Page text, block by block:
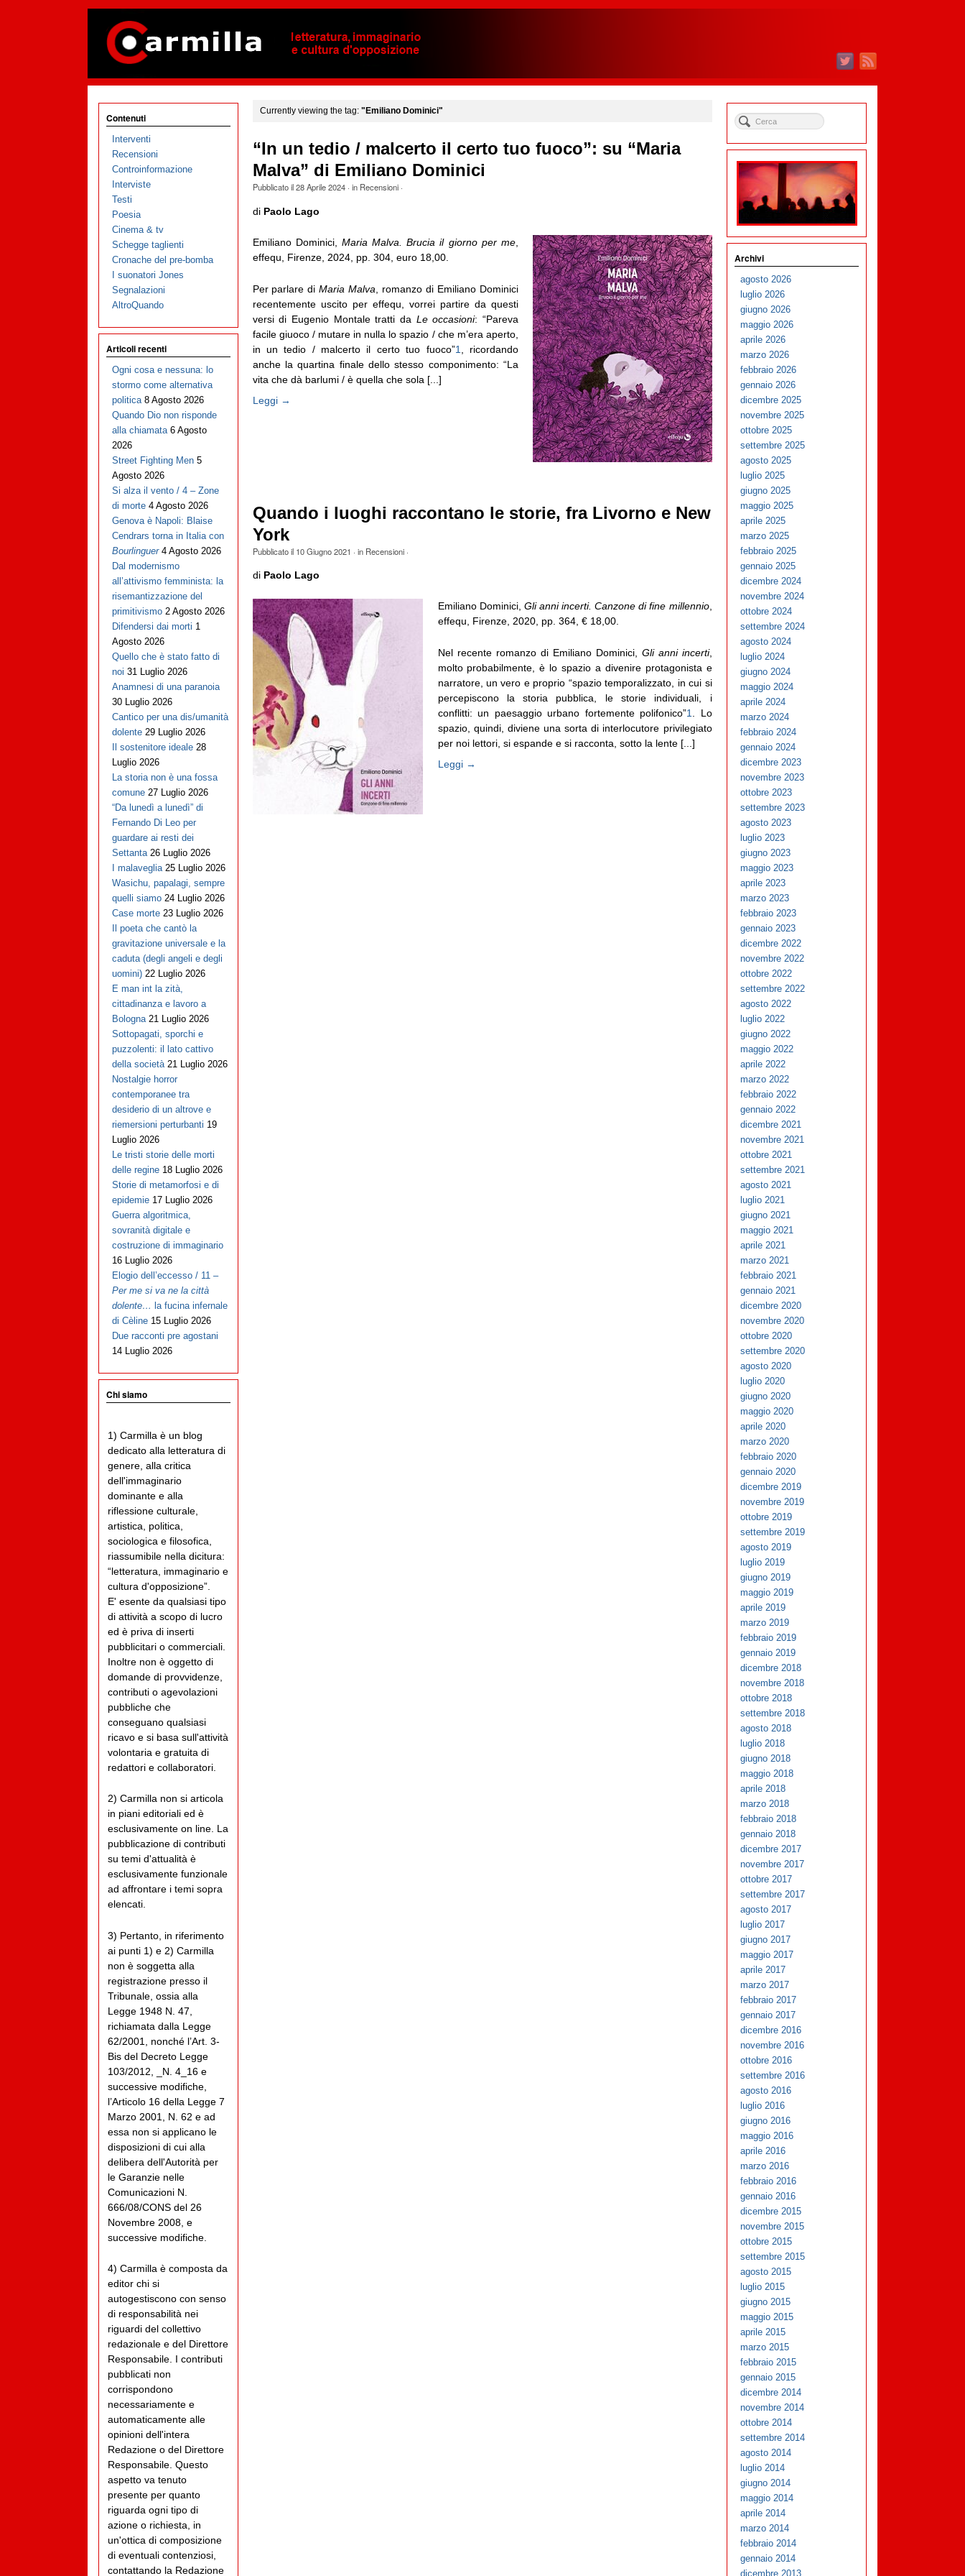
Currently viewing the tag: "Emiliano Dominici"
“In un tedio / malcerto il certo tuo fuoco”: su “Maria
Malva” di Emiliano Dominici
Pubblicato il28 Aprile 2024· in Recensioni·
di Paolo Lago
Emiliano Dominici, Maria Malva. Brucia il giorno per me,
effequ, Firenze, 2024, pp. 304, euro 18,00.
Per parlare diMaria Malva , romanzo di Emiliano Dominici
recentemente uscito per effequ, vorrei partire da questi
versi di Eugenio Montale tratti da Le occasioni: “Pareva
facile giuoco / mutare in nulla lo spazio / che m’era aperto,
in un tedio / malcerto il certo tuo fuoco”1
, ricordando
anche la quartina finale dello stesso componimento: “La
vita che dà barlumi / è quella che sola [...]
Leggi →
Quando i luoghi raccontano le storie, fra Livorno e New
York
Pubblicato il 10 Giugno 2021 · in Recensioni·
di Paolo Lago
Emiliano Dominici, Gli anni incerti. Canzone di fine millennio,
effequ, Firenze, 2020, pp. 364, € 18,00.
Nel recente romanzo di Emiliano Dominici, Gli anni incerti,
molto probabilmente, è lo spazio a divenire protagonista e
narratore, un vero e proprio “spazio temporalizzato, in cui si
percepiscono la storia pubblica, le storie individuali, i
conflitti: un paesaggio urbano fortemente polifonico”1
. Lo
spazio, quindi, diviene una sorta di interlocutore privilegiato
per noi lettori, si espande e si racconta, sotto la lente [...]
Leggi →
Contenuti
Interventi
Recensioni
Controinformazione
Interviste
Testi
Poesia
Cinema & tv
Schegge taglienti
Cronache del pre-bomba
I suonatori Jones
Segnalazioni
AltroQuando
Articoli recenti
Ogni cosa e nessuna: lo
stormo come alternativa
politica 8 Agosto 2026
Quando Dio non risponde
alla chiamata 6 Agosto
2026
Street Fighting Men 5
Agosto 2026
Si alza il vento / 4 – Zone
di morte 4 Agosto 2026
Genova è Napoli: Blaise
Cendrars torna in Italia con
Bourlinguer 4 Agosto 2026
Dal modernismo
all’attivismo femminista: la
risemantizzazione del
primitivismo 2 Agosto 2026
Difendersi dai morti 1
Agosto 2026
Quello che è stato fatto di
noi 31 Luglio 2026
Anamnesi di una paranoia
30 Luglio 2026
Cantico per una dis/umanità
dolente 29 Luglio 2026
Il sostenitore ideale 28
Luglio 2026
La storia non è una fossa
comune 27 Luglio 2026
“Da lunedì a lunedì” di
Fernando Di Leo per
guardare ai resti dei
Settanta 26 Luglio 2026
I malaveglia 25 Luglio 2026
Wasichu, papalagi, sempre
quelli siamo 24 Luglio 2026
Case morte 23 Luglio 2026
Il poeta che cantò la
gravitazione universale e la
caduta (degli angeli e degli
uomini) 22 Luglio 2026
E man int la zità,
cittadinanza e lavoro a
Bologna 21 Luglio 2026
Sottopagati, sporchi e
puzzolenti: il lato cattivo
della società 21 Luglio 2026
Nostalgie horror
contemporanee tra
desiderio di un altrove e
riemersioni perturbanti 19
Luglio 2026
Le tristi storie delle morti
delle regine 18 Luglio 2026
Storie di metamorfosi e di
epidemie 17 Luglio 2026
Guerra algoritmica,
sovranità digitale e
costruzione di immaginario
16 Luglio 2026
Elogio dell’eccesso / 11 –
Per me si va ne la città
dolente… la fucina infernale
di Cèline 15 Luglio 2026
Due racconti pre agostani
14 Luglio 2026
Chi siamo
1) Carmilla è un blog
dedicato alla letteratura di
genere, alla critica
dell'immaginario
dominante e alla
riflessione culturale,
artistica, politica,
sociologica e filosofica,
riassumibile nella dicitura:
“letteratura, immaginario e
cultura d'opposizione”.
E' esente da qualsiasi tipo
di attività a scopo di lucro
ed è priva di inserti
pubblicitari o commerciali.
Inoltre non è oggetto di
domande di provvidenze,
contributi o agevolazioni
pubbliche che
conseguano qualsiasi
ricavo e si basa sull'attività
volontaria e gratuita di
redattori e collaboratori.
2) Carmilla non si articola
in piani editoriali ed è
esclusivamente on line. La
pubblicazione di contributi
su temi d'attualità è
esclusivamente funzionale
ad affrontare i temi sopra
elencati.
3) Pertanto, in riferimento
ai punti 1) e 2) Carmilla
non è soggetta alla
registrazione presso il
Tribunale, ossia alla
Legge 1948 N. 47,
richiamata dalla Legge
62/2001, nonché l’Art. 3-
Bis del Decreto Legge
103/2012, _N. 4_16 e
successive modifiche,
l’Articolo 16 della Legge 7
Marzo 2001, N. 62 e ad
essa non si applicano le
disposizioni di cui alla
delibera dell'Autorità per
le Garanzie nelle
Comunicazioni N.
666/08/CONS del 26
Novembre 2008, e
successive modifiche.
4) Carmilla è composta da
editor chi si
autogestiscono con senso
di responsabilità nei
riguardi del collettivo
redazionale e del Direttore
Responsabile. I contributi
pubblicati non
corrispondono
necessariamente e
automaticamente alle
opinioni dell'intera
Redazione o del Direttore
Responsabile. Questo
aspetto va tenuto
presente per quanto
riguarda ogni tipo di
azione o richiesta, in
un'ottica di composizione
di eventuali contenziosi,
contattando la Redazione
Archivi
agosto 2026
luglio 2026
giugno 2026
maggio 2026
aprile 2026
marzo 2026
febbraio 2026
gennaio 2026
dicembre 2025
novembre 2025
ottobre 2025
settembre 2025
agosto 2025
luglio 2025
giugno 2025
maggio 2025
aprile 2025
marzo 2025
febbraio 2025
gennaio 2025
dicembre 2024
novembre 2024
ottobre 2024
settembre 2024
agosto 2024
luglio 2024
giugno 2024
maggio 2024
aprile 2024
marzo 2024
febbraio 2024
gennaio 2024
dicembre 2023
novembre 2023
ottobre 2023
settembre 2023
agosto 2023
luglio 2023
giugno 2023
maggio 2023
aprile 2023
marzo 2023
febbraio 2023
gennaio 2023
dicembre 2022
novembre 2022
ottobre 2022
settembre 2022
agosto 2022
luglio 2022
giugno 2022
maggio 2022
aprile 2022
marzo 2022
febbraio 2022
gennaio 2022
dicembre 2021
novembre 2021
ottobre 2021
settembre 2021
agosto 2021
luglio 2021
giugno 2021
maggio 2021
aprile 2021
marzo 2021
febbraio 2021
gennaio 2021
dicembre 2020
novembre 2020
ottobre 2020
settembre 2020
agosto 2020
luglio 2020
giugno 2020
maggio 2020
aprile 2020
marzo 2020
febbraio 2020
gennaio 2020
dicembre 2019
novembre 2019
ottobre 2019
settembre 2019
agosto 2019
luglio 2019
giugno 2019
maggio 2019
aprile 2019
marzo 2019
febbraio 2019
gennaio 2019
dicembre 2018
novembre 2018
ottobre 2018
settembre 2018
agosto 2018
luglio 2018
giugno 2018
maggio 2018
aprile 2018
marzo 2018
febbraio 2018
gennaio 2018
dicembre 2017
novembre 2017
ottobre 2017
settembre 2017
agosto 2017
luglio 2017
giugno 2017
maggio 2017
aprile 2017
marzo 2017
febbraio 2017
gennaio 2017
dicembre 2016
novembre 2016
ottobre 2016
settembre 2016
agosto 2016
luglio 2016
giugno 2016
maggio 2016
aprile 2016
marzo 2016
febbraio 2016
gennaio 2016
dicembre 2015
novembre 2015
ottobre 2015
settembre 2015
agosto 2015
luglio 2015
giugno 2015
maggio 2015
aprile 2015
marzo 2015
febbraio 2015
gennaio 2015
dicembre 2014
novembre 2014
ottobre 2014
settembre 2014
agosto 2014
luglio 2014
giugno 2014
maggio 2014
aprile 2014
marzo 2014
febbraio 2014
gennaio 2014
dicembre 2013